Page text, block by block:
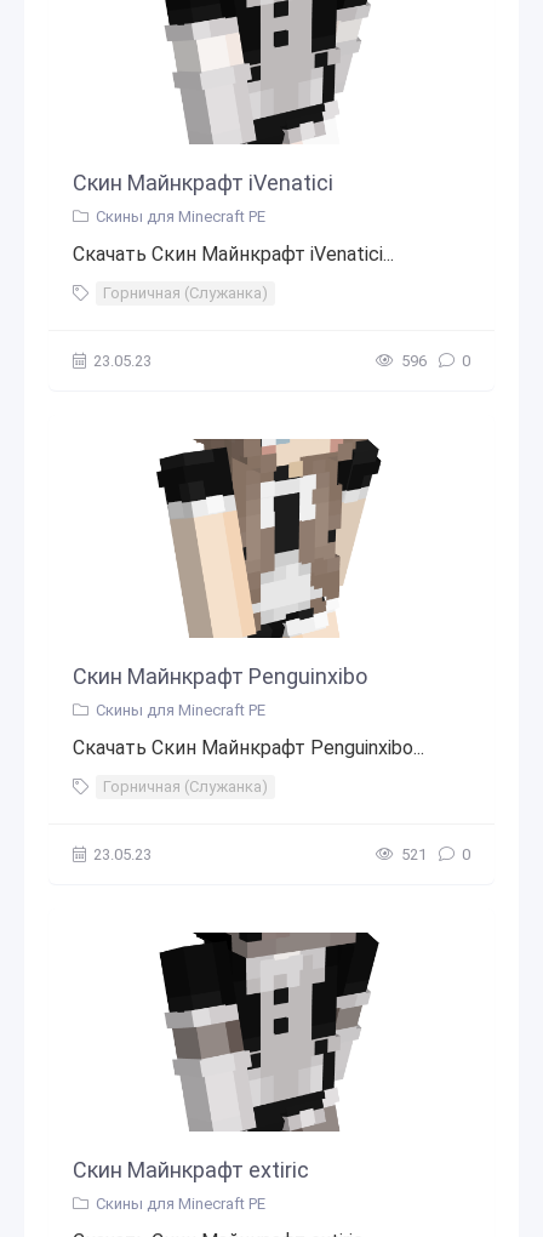
Скин Майнкрафт iVenatici
Скины для Minecraft PE
Скачать Скин Майнкрафт iVenatici...
Горничная (Служанка)
23.05.23 596 0
Скин Майнкрафт Penguinxibo
Скины для Minecraft PE
Скачать Скин Майнкрафт Penguinxibo...
Горничная (Служанка)
23.05.23 521 0
Скин Майнкрафт extiric
Скины для Minecraft PE